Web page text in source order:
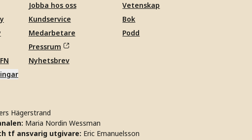
Jobba hos oss
Kundservice
Medarbetare
Pressrum
Nyhetsbrev
Vetenskap
Bok
Podd
Hägerstrand
Maria Nordin Wessman
tf ansvarig utgivare: Eric Emanuelsson